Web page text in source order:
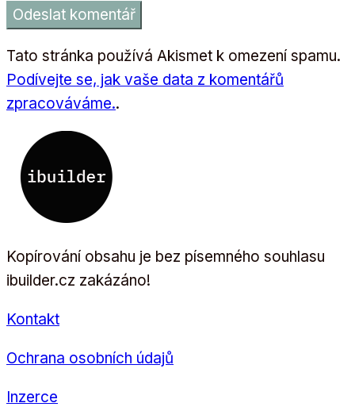
Tato stránka používá Akismet k omezení spamu.
Podívejte se, jak vaše data z komentářů
zpracováváme..
Kopírování obsahu je bez písemného souhlasu
ibuilder.cz zakázáno!
Kontakt
Ochrana osobních údajů
Inzerce